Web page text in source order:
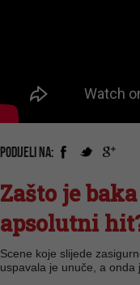
PODIJELI NA:
Zašto je
apsolutni
Scene koje slijede
uspavala je unuče, a onda